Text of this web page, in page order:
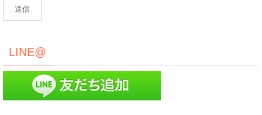
LINE@